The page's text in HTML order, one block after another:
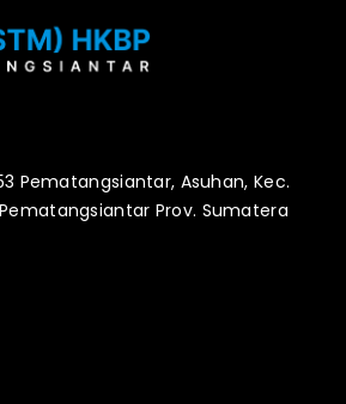
Pematangsiantar, Asuhan, Kec.
Prov. Sumatera